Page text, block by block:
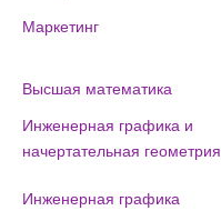
Маркетинг
Высшая математика
Инженерная графика и
начертательная геометрия
Инженерная графика